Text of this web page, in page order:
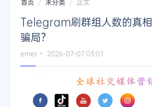
首页 未分类 正文
Telegram刷群组人数的真
骗局？
emer 2026-07-07 03:01